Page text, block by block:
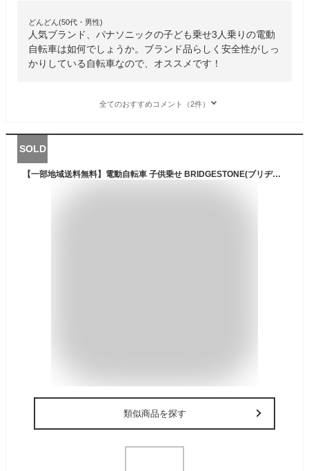
どんどん(50代・男性)
人気ブランド、パナソニックの子ども乗せ3人乗りの電動
自転車は如何でしょうか。ブランド品らしく安全性がしっ
かりしている自転車なので、オススメです！
全てのおすすめコメント（2件）
SOLD
【一部地域送料無料】電動自転車 子供乗せ BRIDGESTONE(ブリヂストン) 3人乗り ビッケ ポーラー e 2020年モデル 20インチ bikke polar e BP0C40 (チャイルドシート クッション標準装備)【通常3~5営業日で出荷】
類似商品を探す